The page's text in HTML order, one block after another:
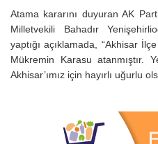
Atama kararını duyuran AK
Milletvekili Bahadır
yaptığı açıklamada, “Akhisar
Mükremin Karasu atanmıştır.
Akhisar’ımız için hayırlı uğurlu